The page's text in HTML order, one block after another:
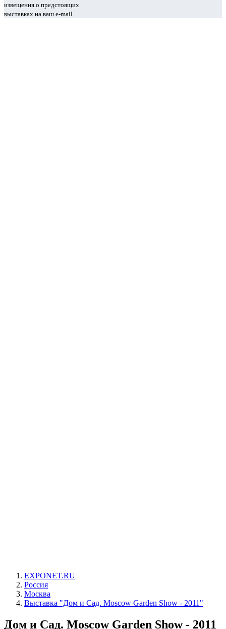
извещения о предстоящих
выставках на ваш e-mail.
EXPONET.RU
Россия
Москва
Выставка "Дом и Сад. Moscow Garden Show - 2011"
Дом и Сад. Moscow Garden Show - 2011